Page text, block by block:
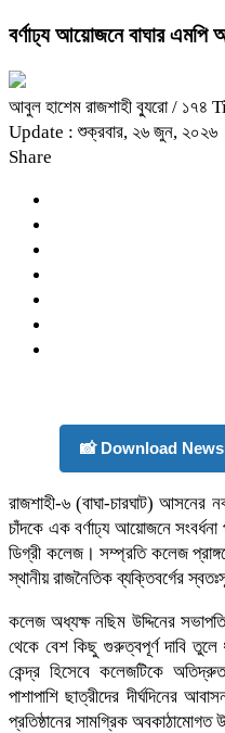
বর্ণাঢ্য আয়োজনে বাঘার এমপি
আবুল হাশেম রাজশাহী ব্যুরো/ ১৭৪
Update : শুক্রবার, ২৬ জুন, ২০২৬
Share
📸 Download
রাজশাহী-৬ (বাঘা-চারঘাট) আসনের
চাঁদকে এক বর্ণাঢ্য আয়োজনে সংবর্ধনা
ডিগ্রী কলেজ। সম্প্রতি কলেজ
স্থানীয় রাজনৈতিক ব্যক্তিবর্গের
কলেজ অধ্যক্ষ নছিম উদ্দিনের
থেকে বেশ কিছু গুরুত্বপূর্ণ দাবি তুলে
কেন্দ্র হিসেবে কলেজটিকে
পাশাপাশি ছাত্রীদের দীর্ঘদিনের
প্রতিষ্ঠানের সামগ্রিক